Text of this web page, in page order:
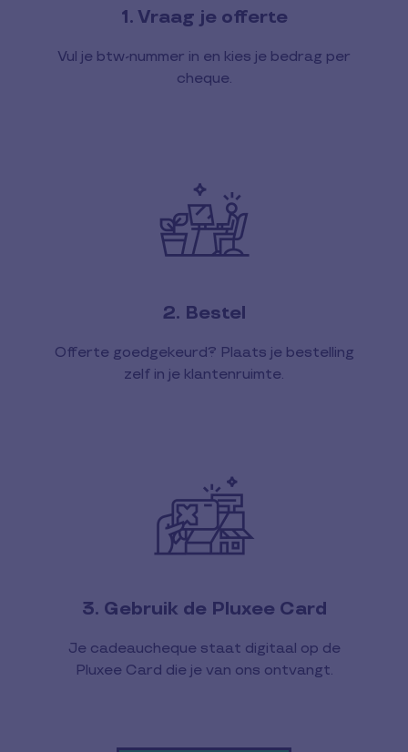
1. Vraag je offerte
Vul je btw-nummer in en kies je bedrag per
cheque.
2. Bestel
Offerte goedgekeurd? Plaats je bestelling
zelf in je klantenruimte.
3. Gebruik de Pluxee Card
Je cadeaucheque staat digitaal op de
Pluxee Card die je van ons ontvangt.